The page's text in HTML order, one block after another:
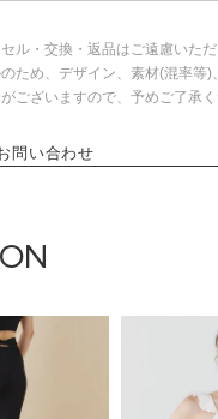
ル・交換・返品はご遠慮いただ
ため、デザイン、素材(混率等)
ございますので、予めご了承く
問い合わせ